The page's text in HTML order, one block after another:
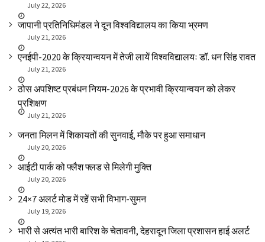
July 22, 2026
जापानी प्रतिनिधिमंडल ने दून विश्वविद्यालय का किया भ्रमण
July 21, 2026
एनईपी-2020 के क्रियान्वयन में तेजी लायें विश्वविद्यालयः डॉ. धन सिंह रावत
July 21, 2026
ठोस अपशिष्ट प्रबंधन नियम-2026 के प्रभावी क्रियान्वयन को लेकर
प्रशिक्षण
July 21, 2026
जनता मिलन में शिकायतों की सुनवाई, मौके पर हुआ समाधान
July 20, 2026
आईटी पार्क को फ्लैश फ्लड से मिलेगी मुक्ति
July 20, 2026
24×7 अलर्ट मोड में रहें सभी विभाग-सुमन
July 19, 2026
भारी से अत्यंत भारी बारिश के चेतावनी, देहरादून जिला प्रशासन हाई अलर्ट